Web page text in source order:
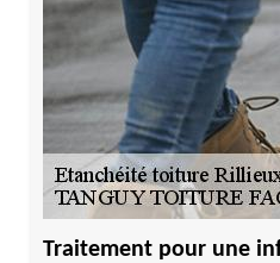
Traitement pour une